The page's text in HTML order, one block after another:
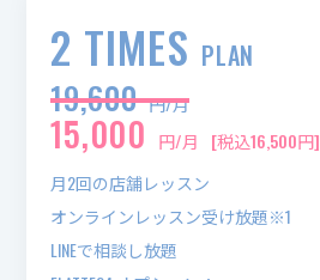
2 TIMES PLAN
19,600 円/月
15,000 円/月
[税込16,500円]
月2回の店舗レッスン
オンラインレッスン受け放題※1
LINEで相談し放題